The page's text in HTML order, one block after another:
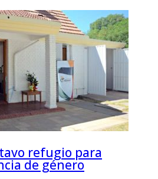
refugio para
de género